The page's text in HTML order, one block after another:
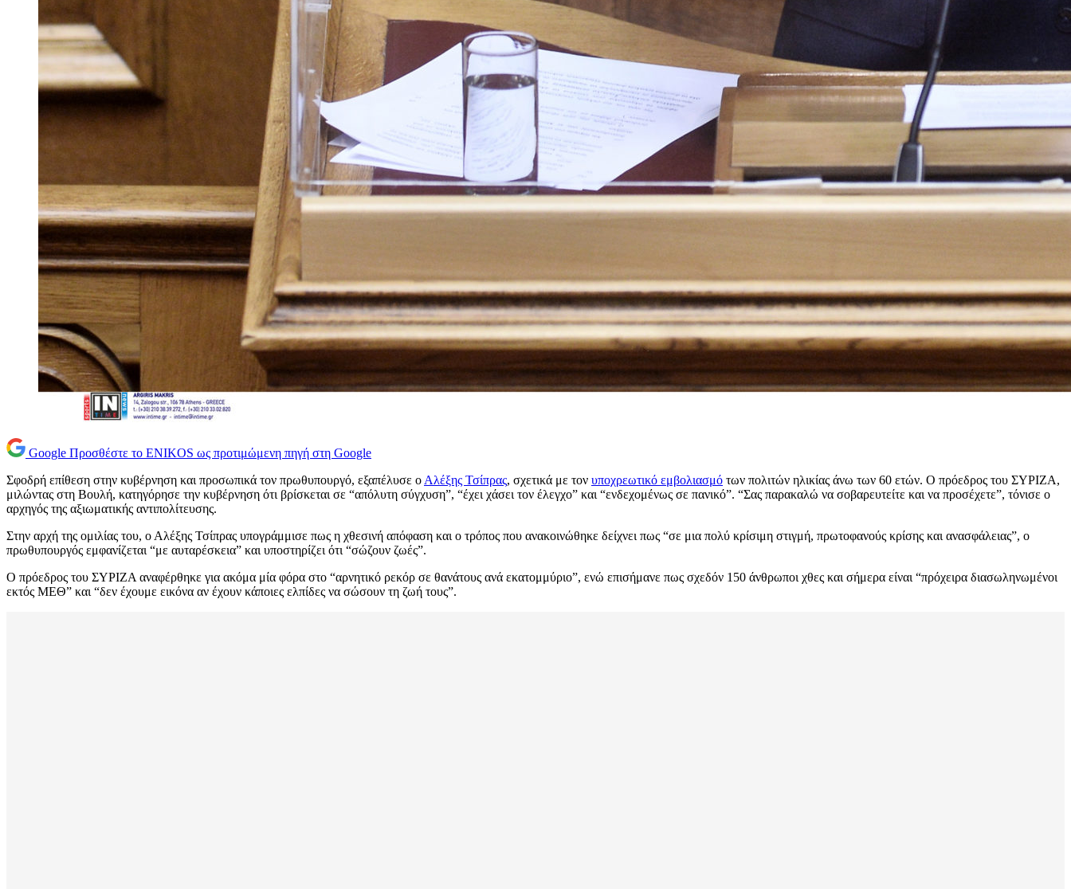
Google Προσθέστε το ENIKOS ως προτιμώμενη πηγή στη Google
Σφοδρή επίθεση στην κυβέρνηση και προσωπικά τον πρωθυπουργό, εξαπέλυσε ο Αλέξης Τσίπρας, σχετικά με τον υποχρεωτικό εμβολιασμό των πολιτών ηλικίας άνω των 60 ετών. Ο πρόεδρος του ΣΥΡΙΖΑ,
μιλώντας στη Βουλή, κατηγόρησε την κυβέρνηση ότι βρίσκεται σε “απόλυτη σύγχυση”, “έχει χάσει τον έλεγχο” και “ενδεχομένως σε πανικό”. “Σας παρακαλώ να σοβαρευτείτε και να προσέχετε”, τόνισε ο
αρχηγός της αξιωματικής αντιπολίτευσης.
Στην αρχή της ομιλίας του, ο Αλέξης Τσίπρας υπογράμμισε πως η χθεσινή απόφαση και ο τρόπος που ανακοινώθηκε δείχνει πως “σε μια πολύ κρίσιμη στιγμή, πρωτοφανούς κρίσης και ανασφάλειας”, ο
πρωθυπουργός εμφανίζεται “με αυταρέσκεια” και υποστηρίζει ότι “σώζουν ζωές”.
Ο πρόεδρος του ΣΥΡΙΖΑ αναφέρθηκε για ακόμα μία φόρα στο “αρνητικό ρεκόρ σε θανάτους ανά εκατομμύριο”, ενώ επισήμανε πως σχεδόν 150 άνθρωποι χθες και σήμερα είναι “πρόχειρα διασωληνωμένοι
εκτός ΜΕΘ” και “δεν έχουμε εικόνα αν έχουν κάποιες ελπίδες να σώσουν τη ζωή τους”.